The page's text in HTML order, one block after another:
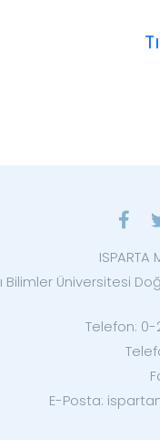
ISPARTA
Bilimler Üniversitesi
Telefon: 0-
E-Posta: